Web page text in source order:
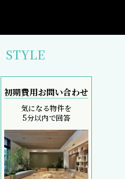
STYLE
初期費用お問い合わせ
気になる物件を
5分以内で回答